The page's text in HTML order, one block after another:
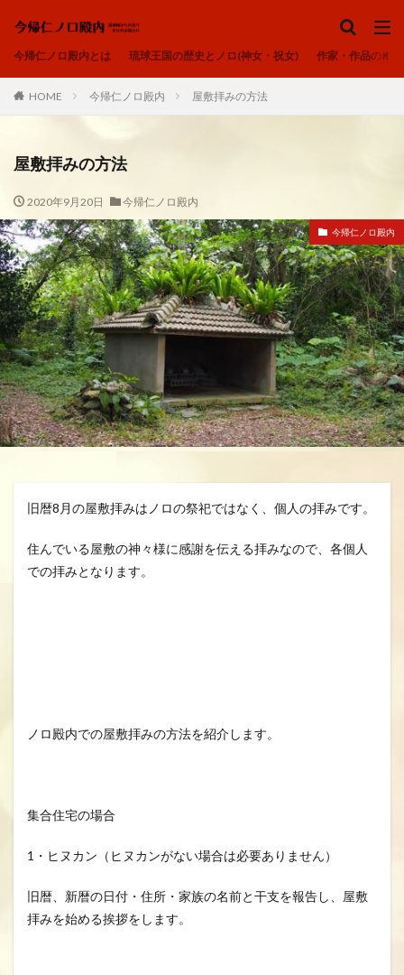
今帰仁ノロ殿内とは 琉球王国の歴史とノロ(神女・祝女) 作家・作品のご
HOME 今帰仁ノロ殿内 屋敷拝みの方法
屋敷拝みの方法
2020年9月20日 今帰仁ノロ殿内
今帰仁ノロ殿内
旧暦8月の屋敷拝みはノロの祭祀ではなく、個人の拝みです。
住んでいる屋敷の神々様に感謝を伝える拝みなので、各個人
での拝みとなります。
ノロ殿内での屋敷拝みの方法を紹介します。
集合住宅の場合
1・ヒヌカン（ヒヌカンがない場合は必要ありません）
旧暦、新暦の日付・住所・家族の名前と干支を報告し、屋敷
拝みを始める挨拶をします。
ノロ、ユタ、カミンチュ ヒヌカン
御嶽
カテゴリー
アオリヤエ
ウートートー
今帰仁ノロ殿内、幸せのお福わけ、再出発、fresh-START、
心、清浄
内在神、直感
寄り添う、居場所、ここにいるよ
感謝、祈りの作法、沖縄の祈り、礼儀を重んじる、拝所、御嶽
我が子へ、出会い、喜び、子宝、大吉夢
波動、揚げる、心の拠り所、立ち上がる
琉球の祈り、ノロ、神女、祝女、今帰仁城、尚巴志王、琉球処
分、グスク祭祀
生きる、幸せ、安らかに
空、雲、思いやり
龍さん、見える見えない、当たり前に備わる機能